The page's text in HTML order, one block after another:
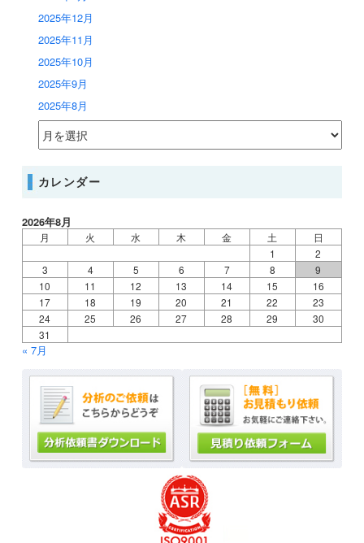
2025年12月
2025年11月
2025年10月
2025年9月
2025年8月
カレンダー
2026年8月
月 火 水 木 金 土
日
1
2
3
4 5 6 7 8
9
10
11 12 13 14 15
16
17
18 19 20 21 22
23
24
25 26 27 28 29
30
31
« 7月